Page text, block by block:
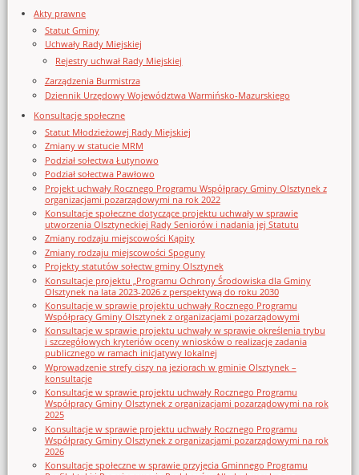
Akty prawne
Statut Gminy
Uchwały Rady Miejskiej
Rejestry uchwał Rady Miejskiej
Zarządzenia Burmistrza
Dziennik Urzędowy Województwa Warmińsko-Mazurskiego
Konsultacje społeczne
Statut Młodzieżowej Rady Miejskiej
Zmiany w statucie MRM
Podział sołectwa Łutynowo
Podział sołectwa Pawłowo
Projekt uchwały Rocznego Programu Współpracy Gminy Olsztynek z
organizacjami pozarządowymi na rok 2022
Konsultacje społeczne dotyczące projektu uchwały w sprawie
utworzenia Olsztyneckiej Rady Seniorów i nadania jej Statutu
Zmiany rodzaju miejscowości Kąpity
Zmiany rodzaju miejscowości Spoguny
Projekty statutów sołectw gminy Olsztynek
Konsultacje projektu „Programu Ochrony Środowiska dla Gminy
Olsztynek na lata 2023-2026 z perspektywą do roku 2030
Konsultacje w sprawie projektu uchwały Rocznego Programu
Współpracy Gminy Olsztynek z organizacjami pozarządowymi
Konsultacje w sprawie projektu uchwały w sprawie określenia trybu
i szczegółowych kryteriów oceny wniosków o realizację zadania
publicznego w ramach inicjatywy lokalnej
Wprowadzenie strefy ciszy na jeziorach w gminie Olsztynek –
konsultacje
Konsultacje w sprawie projektu uchwały Rocznego Programu
Współpracy Gminy Olsztynek z organizacjami pozarządowymi na rok
2025
Konsultacje w sprawie projektu uchwały Rocznego Programu
Współpracy Gminy Olsztynek z organizacjami pozarządowymi na rok
2026
Konsultacje społeczne w sprawie przyjęcia Gminnego Programu